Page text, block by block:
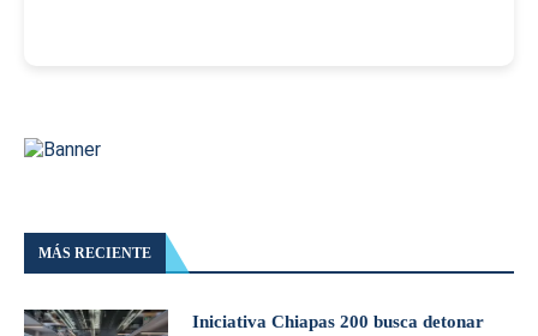
MÁS RECIENTE
Iniciativa Chiapas 200 busca detonar